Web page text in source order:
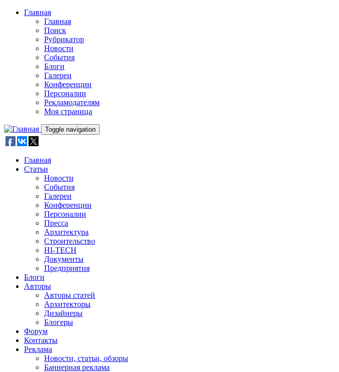
Skip to main content
Главная
Главная
Поиск
Рубрикатор
Новости
События
Блоги
Галереи
Конференции
Персоналии
Рекламодателям
Моя страница
Toggle navigation
Главная
Статьи
Новости
События
Галереи
Конференции
Персоналии
Пресса
Архитектура
Строительство
HI-TECH
Документы
Предприятия
Блоги
Авторы
Авторы статей
Архитекторы
Дизайнеры
Блогеры
Форум
Контакты
Реклама
Новости, статьи, обзоры
Баннерная реклама